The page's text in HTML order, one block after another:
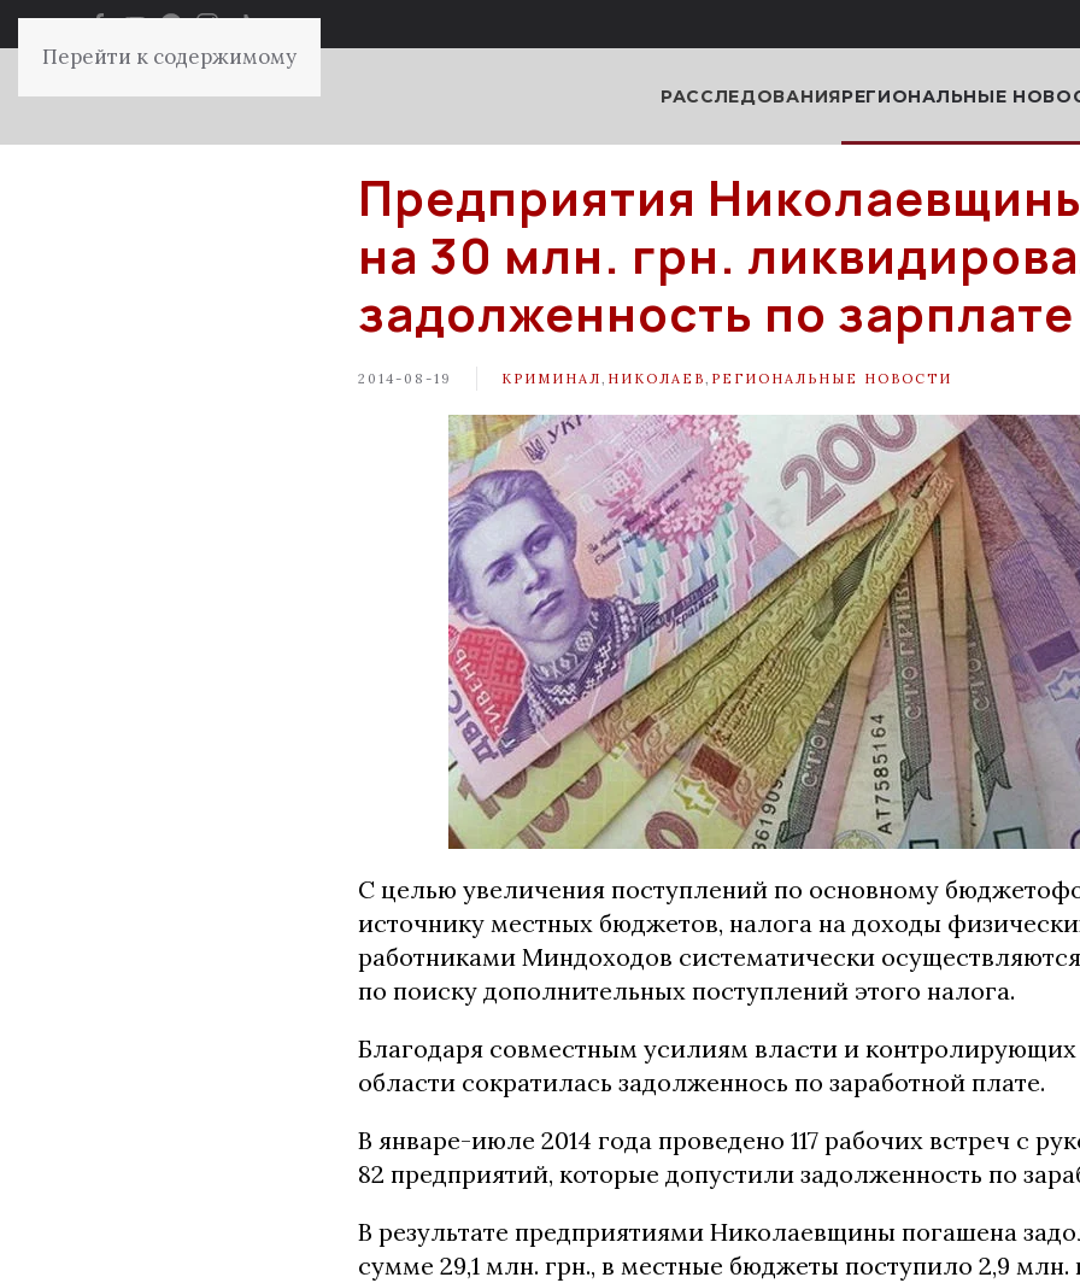
Перейти к содержимому
РАССЛЕДОВАНИЯРЕГИОНАЛЬНЫЕ
Предприятия
на 30 млн. грн.
задолженность по зарплате
2014-08-19 КРИМИНАЛ НИКОЛАЕВ РЕГИОНАЛЬНЫЕ НОВОСТИ
С целью увеличения поступлений по основному
источнику местных бюджетов, налога на доходы
работниками Миндоходов систематически
по поиску дополнительных поступлений этого налога.
Благодаря совместным усилиям власти и контролирующих
области сократилась задолженнось по заработной плате.
В январе-июле 2014 года проведено 117 рабочих встреч с
82 предприятий, которые допустили задолженность по
В результате предприятиями Николаевщины погашена
сумме 29,1 млн. грн., в местные бюджеты поступило 2,9 млн.